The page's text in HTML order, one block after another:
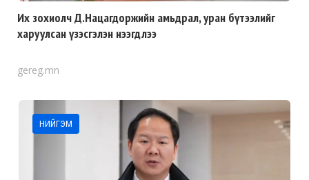
Их зохиолч Д.Нацагдоржийн амьдрал, уран бүтээлийг
харуулсан үзэсгэлэн нээгдлээ
gereg.mn
НИЙГЭМ